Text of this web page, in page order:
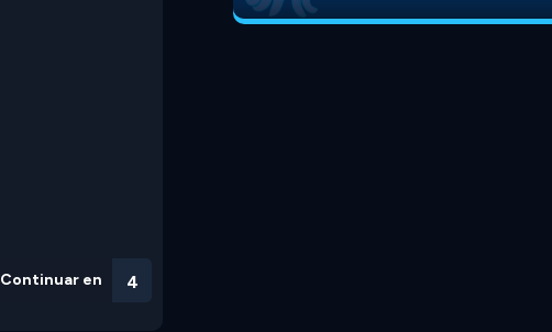
Continuar en 3